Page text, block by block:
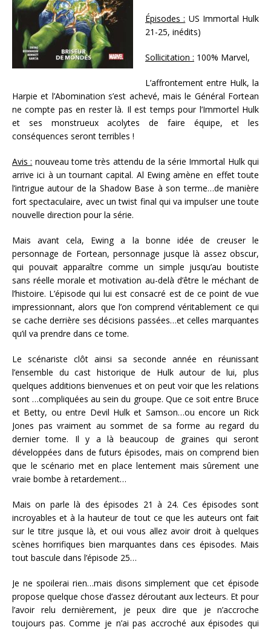
Épisodes : US Immortal Hulk
21-25, inédits)
Sollicitation : 100% Marvel,
L’affrontement entre Hulk, la
Harpie et l’Abomination s’est achevé, mais le Général Fortean
ne compte pas en rester là. Il est temps pour l’Immortel Hulk
et ses monstrueux acolytes de faire équipe, et les
conséquences seront terribles !
Avis : nouveau tome très attendu de la série Immortal Hulk qui
arrive ici à un tournant capital. Al Ewing amène en effet toute
l’intrigue autour de la Shadow Base à son terme…de manière
fort spectaculaire, avec un twist final qui va impulser une toute
nouvelle direction pour la série.
Mais avant cela, Ewing a la bonne idée de creuser le
personnage de Fortean, personnage jusque là assez obscur,
qui pouvait apparaître comme un simple jusqu’au boutiste
sans réelle morale et motivation au-delà d’être le méchant de
l’histoire. L’épisode qui lui est consacré est de ce point de vue
impressionnant, alors que l’on comprend véritablement ce qui
se cache derrière ses décisions passées…et celles marquantes
qu’il va prendre dans ce tome.
Le scénariste clôt ainsi sa seconde année en réunissant
l’ensemble du cast historique de Hulk autour de lui, plus
quelques additions bienvenues et on peut voir que les relations
sont …compliquées au sein du groupe. Que ce soit entre Bruce
et Betty, ou entre Devil Hulk et Samson…ou encore un Rick
Jones pas vraiment au sommet de sa forme au regard du
dernier tome. Il y a là beaucoup de graines qui seront
développées dans de futurs épisodes, mais on comprend bien
que le scénario met en place lentement mais sûrement une
vraie bombe à retardement…
Mais on parle là des épisodes 21 à 24. Ces épisodes sont
incroyables et à la hauteur de tout ce que les auteurs ont fait
sur le titre jusque là, et oui vous allez avoir droit à quelques
scènes horrifiques bien marquantes dans ces épisodes. Mais
tout bascule dans l’épisode 25…
Je ne spoilerai rien…mais disons simplement que cet épisode
propose quelque chose d’assez déroutant aux lecteurs. Et pour
l’avoir relu dernièrement, je peux dire que je n’accroche
toujours pas. Comme je n’ai pas accroché aux épisodes qui